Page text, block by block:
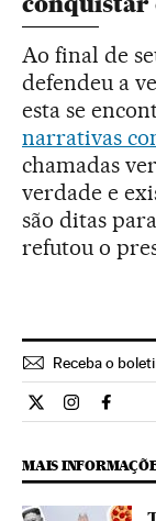
Ao final de
defendeu a
esta se
narrativas
chamadas
verdade e
são ditas
refutou o
Receba o
Internacional El
MAIS